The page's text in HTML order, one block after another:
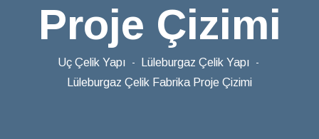
Proje Çizimi
Uç Çelik Yapı
Lüleburgaz Çelik Yapı
Lüleburgaz Çelik Fabrika Proje Çizimi